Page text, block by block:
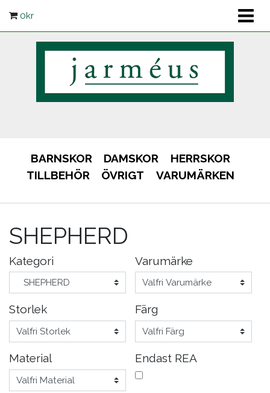
0kr
BARNSKOR DAMSKOR
HERRSKOR
TILLBEHÖR
ÖVRIGT VARUMÄRKEN
SHEPHERD
Kategori Varumärke
Storlek Färg
Material Endast REA